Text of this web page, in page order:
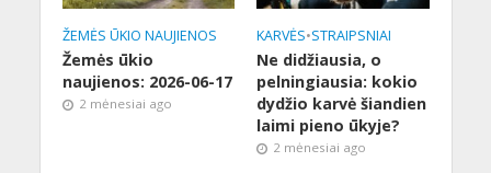
ŽEMĖS ŪKIO NAUJIENOS
Žemės ūkio
naujienos: 2026-06-17
2 mėnesiai ago
KARVĖS•STRAIPSNIAI
Ne didžiausia, o
pelningiausia: kokio
dydžio karvė šiandien
laimi pieno ūkyje?
2 mėnesiai ago